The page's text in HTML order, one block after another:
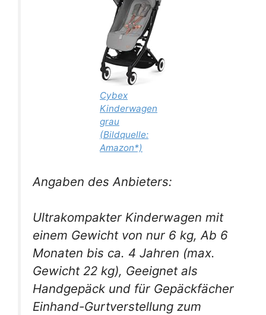
Cybex
Kinderwagen
grau
(Bildquelle:
Amazon*)
Angaben des Anbieters:
Ultrakompakter Kinderwagen mit
einem Gewicht von nur 6 kg, Ab 6
Monaten bis ca. 4 Jahren (max.
Gewicht 22 kg), Geeignet als
Handgepäck und für Gepäckfächer
Einhand-Gurtverstellung zum